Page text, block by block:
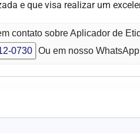
e que visa realizar um
contato sobre Aplicador de
0730 Ou em nosso WhatsApp